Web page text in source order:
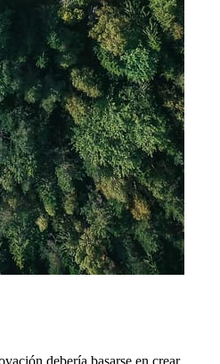
debería basarse en crear